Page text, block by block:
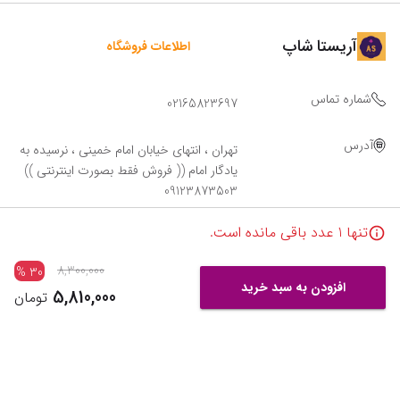
تنها 1 عدد باقی مانده است.
افزودن به سبد خرید
8,300,000
30
%
5,810,000 تومان
آریستا شاپ اطلاعات فروشگاه
شماره تماس 02165823697
آدرس
تهران ، انتهای خیابان امام خمینی ، نرسیده به
یادگار امام (( فروش فقط بصورت اینترنتی ))
09123873503